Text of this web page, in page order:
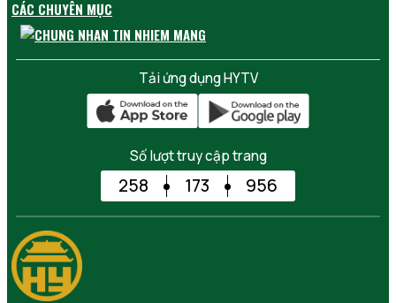
CÁC CHUYÊN MỤC
Tải ứng dụng HYTV
Số lượt truy cập trang
258 173 956